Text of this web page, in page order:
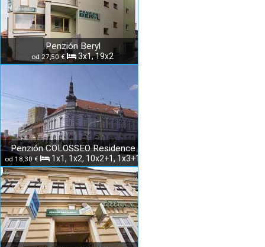
Penzión Beryl
od 27,50 € 3x1, 19x2
Penzión COLOSSEO Residence
od 18,30 € 1x1, 1x2, 10x2+1, 1x3+1